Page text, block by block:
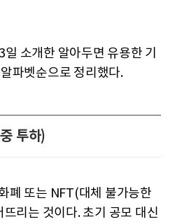
소개한 알아두면 유용한 기
파벳순으로 정리했다.
투하)
폐 또는 NFT(대체 불가능한
리는 것이다. 초기 공모 대신